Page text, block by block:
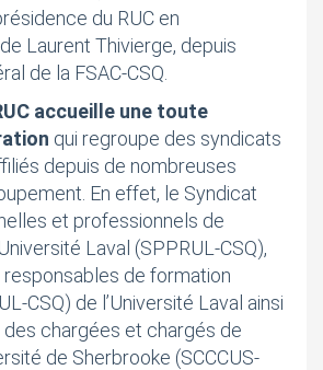
du RUC en
Laurent Thivierge, depuis
de la FSAC-CSQ.
accueille une toute
qui regroupe des syndicats
depuis de nombreuses
En effet, le Syndicat
et professionnels de
Laval (SPPRUL-CSQ),
responsables de formation
CSQ) de l’Université Laval ainsi
chargées et chargés de
de Sherbrooke (SCCCUS-